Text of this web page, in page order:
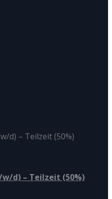
d) – Teilzeit (50%)